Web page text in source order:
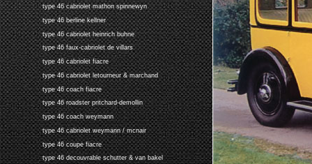
type 46 cabriolet mathon spinnewyn
type 46 berline kellner
type 46 cabriolet heinrich buhne
type 46 faux-cabriolet de villars
type 46 cabriolet fiacre
type 46 cabriolet letourneur & marchand
type 46 coach fiacre
type 46 roadster pritchard-demollin
type 46 coach weymann
type 46 cabriolet weymann / mcnair
type 46 coupe fiacre
type 46 decouvrable schutter & van bakel